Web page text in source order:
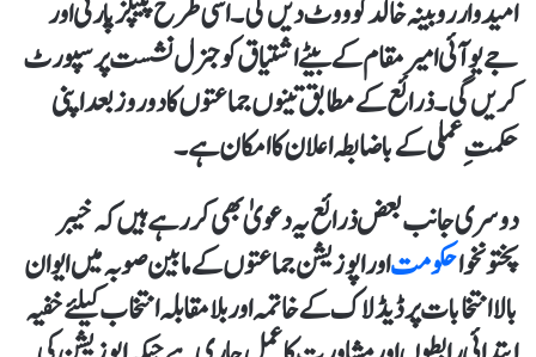
امیدوار روبینہ خالد کو ووٹ دیں گی۔اسی طرح پیپلز پارٹی اور
جے یو آئی امیر مقام کے بیٹے اشتیاق کو جنرل نشست پر سپورٹ
کریں گی۔ ذرائع کے مطابق تینوں جماعتوں کا دو روز بعد اپنی
حکمتِ عملی کے باضابطہ اعلان کا امکان ہے۔
دوسری جانب بعض ذرائع یہ دعویٰ بھی کر رہے ہیں کہ خیبر
پختونخواحکومتاور اپوزیشن جماعتوں کے مابین صوبہ میں ایوان
بالا انتخابات پر ڈیڈلاک کے خاتمہ اور بلامقابلہ انتخاب کیلئے خفیہ